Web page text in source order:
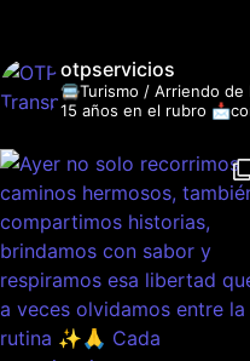
otpservicios
🚍Turismo / Arriendo de
15 años en el rubro